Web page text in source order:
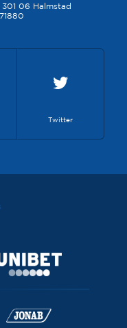
06 Halmstad
Twitter